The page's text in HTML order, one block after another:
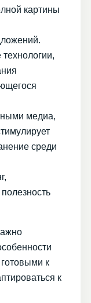
картины
медиа,
среди
к
к